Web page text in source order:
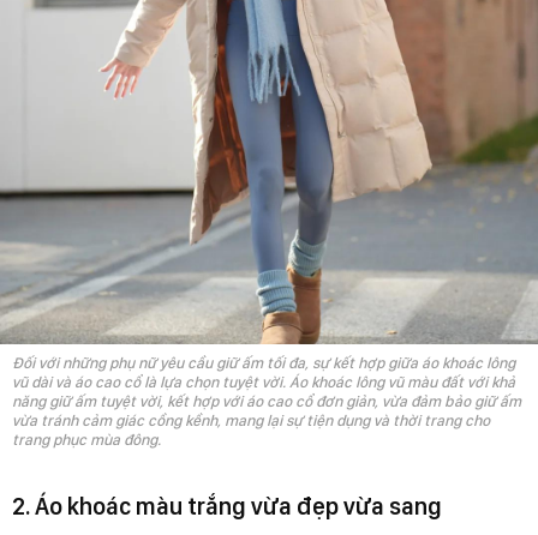
Đối với những phụ nữ yêu cầu giữ ấm tối đa, sự kết hợp giữa áo khoác lông
vũ dài và áo cao cổ là lựa chọn tuyệt vời. Áo khoác lông vũ màu đất với khả
năng giữ ấm tuyệt vời, kết hợp với áo cao cổ đơn giản, vừa đảm bảo giữ ấm
vừa tránh cảm giác cồng kềnh, mang lại sự tiện dụng và thời trang cho
trang phục mùa đông.
2. Áo khoác màu trắng vừa đẹp vừa sang